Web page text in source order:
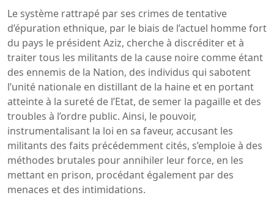
Le système rattrapé par ses crimes de tentative
d’épuration ethnique, par le biais de l’actuel homme fort
du pays le président Aziz, cherche à discréditer et à
traiter tous les militants de la cause noire comme étant
des ennemis de la Nation, des individus qui sabotent
l’unité nationale en distillant de la haine et en portant
atteinte à la sureté de l’Etat, de semer la pagaille et des
troubles à l’ordre public. Ainsi, le pouvoir,
instrumentalisant la loi en sa faveur, accusant les
militants des faits précédemment cités, s’emploie à des
méthodes brutales pour annihiler leur force, en les
mettant en prison, procédant également par des
menaces et des intimidations.